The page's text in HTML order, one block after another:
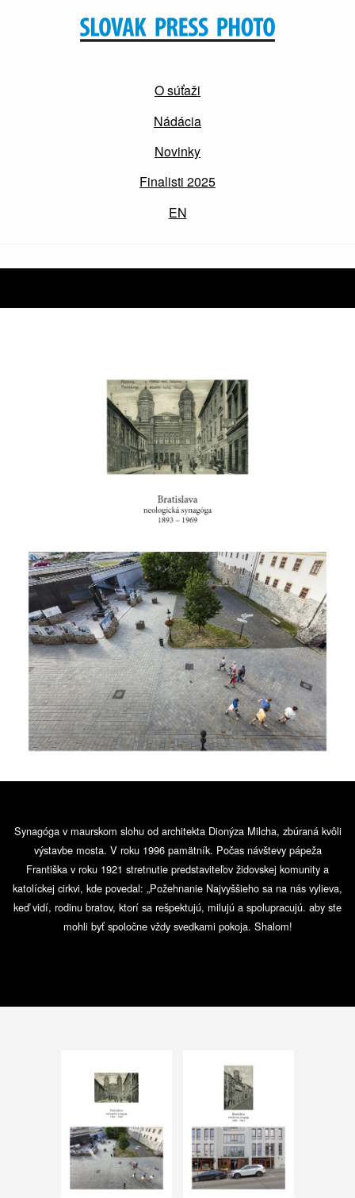
O súťaži
Nádácia
Novinky
Finalisti 2025
EN
Synagóga v maurskom slohu od architekta Dionýza Milcha, zbúraná kvôli
výstavbe mosta. V roku 1996 pamätník. Počas návštevy pápeža
Františka v roku 1921 stretnutie predstaviteľov židovskej komunity a
katolíckej cirkvi, kde povedal: „Požehnanie Najvyššieho sa na nás vylieva,
keď vidí, rodinu bratov, ktorí sa rešpektujú, milujú a spolupracujú. aby ste
mohli byť spoločne vždy svedkami pokoja. Shalom!